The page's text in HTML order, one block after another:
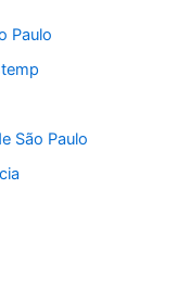
Paulo
São Paulo